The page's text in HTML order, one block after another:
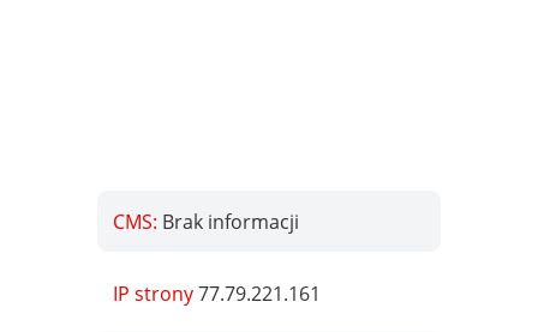
CMS: Brak informacji
IP strony77.79.221.161